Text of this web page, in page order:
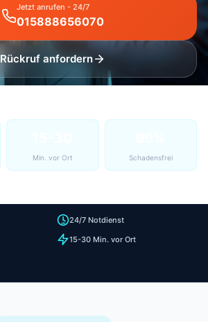
Jetzt anrufen - 24/7
015888656070
Rückruf anfordern
Min. vor Ort Schadensfrei
24/7 Notdienst
15-30 Min. vor Ort